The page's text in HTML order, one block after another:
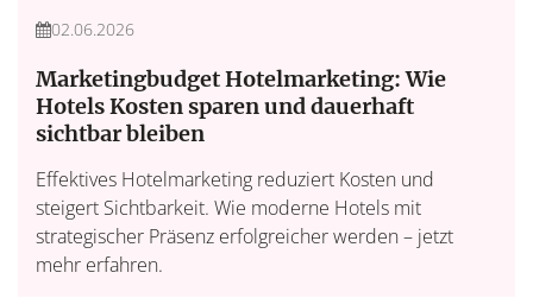
02.06.2026
Marketingbudget Hotelmarketing: Wie
Hotels Kosten sparen und dauerhaft
sichtbar bleiben
Effektives Hotelmarketing reduziert Kosten und
steigert Sichtbarkeit. Wie moderne Hotels mit
strategischer Präsenz erfolgreicher werden – jetzt
mehr erfahren.